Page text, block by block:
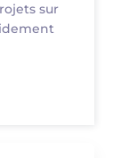
sur